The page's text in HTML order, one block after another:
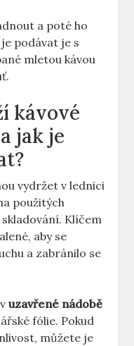
a poté ho
podávat je s
mletou kávou
kávové
jak je
vydržet v lednici
použitých
Klíčem
aby se
a zabránilo se
vuzavřené nádobě
fólie. Pokud
můžete je